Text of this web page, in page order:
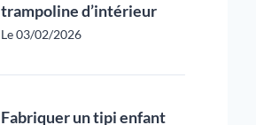
trampoline d’intérieur
Le 03/02/2026
Fabriquer un tipi enfant